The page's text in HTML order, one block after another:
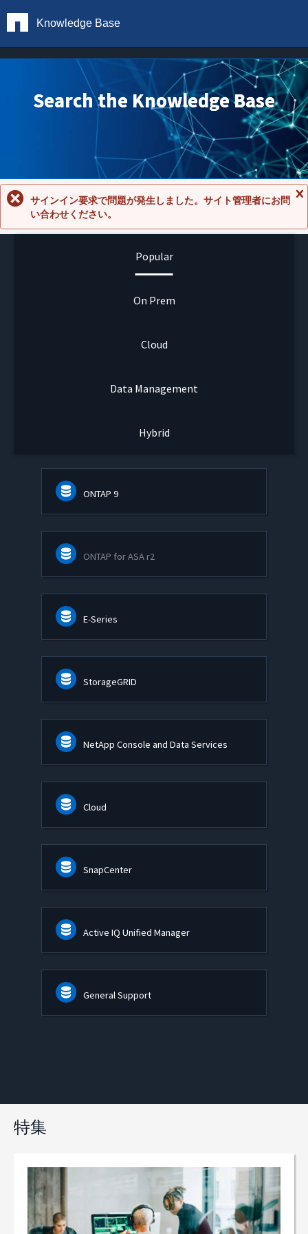
Knowledge Base
Search the Knowledge Base
セ
サインイン要求で問題が発生しました。サイト管理者にお問
い合わせください。
Popular
On Prem
Cloud
Data Management
Hybrid
ONTAP 9
ONTAP for ASA r2
E-Series
StorageGRID
NetApp Console and Data Services
Cloud
SnapCenter
Active IQ Unified Manager
General Support
特集